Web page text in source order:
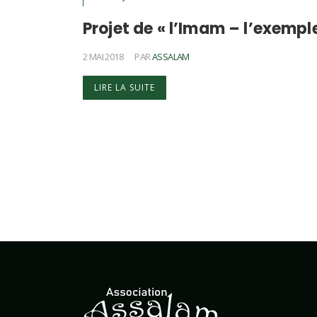
Projet de « l’Imam –
2 MAI 2018 PARASSALAM
LIRE LA SUITE